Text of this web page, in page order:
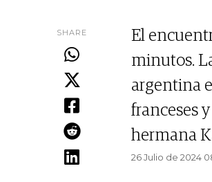
SHARE
El
minutos.
argentina
franceses
hermana
26 Julio de 2024